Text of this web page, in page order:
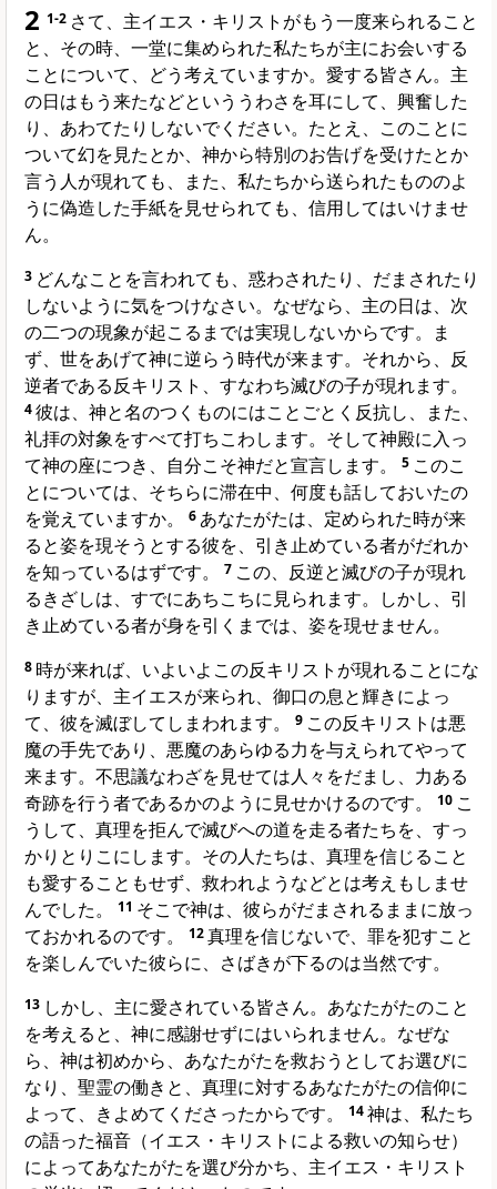
2 1-2 さて、主イエス・キリストがもう一度来られること
と、その時、一堂に集められた私たちが主にお会いする
ことについて、どう考えていますか。愛する皆さん。主
の日はもう来たなどといううわさを耳にして、興奮した
り、あわてたりしないでください。たとえ、このことに
ついて幻を見たとか、神から特別のお告げを受けたとか
言う人が現れても、また、私たちから送られたもののよ
うに偽造した手紙を見せられても、信用してはいけませ
ん。
3 どんなことを言われても、惑わされたり、だまされたり
しないように気をつけなさい。なぜなら、主の日は、次
の二つの現象が起こるまでは実現しないからです。ま
ず、世をあげて神に逆らう時代が来ます。それから、反
逆者である反キリスト、すなわち滅びの子が現れます。
4彼は、神と名のつくものにはことごとく反抗し、また、
礼拝の対象をすべて打ちこわします。そして神殿に入っ
て神の座につき、自分こそ神だと宣言します。
5 このこ
とについては、そちらに滞在中、何度も話しておいたの
を覚えていますか。
6 あなたがたは、定められた時が来
ると姿を現そうとする彼を、引き止めている者がだれか
を知っているはずです。
7 この、反逆と滅びの子が現れ
るきざしは、すでにあちこちに見られます。しかし、引
き止めている者が身を引くまでは、姿を現せません。
8 時が来れば、いよいよこの反キリストが現れることにな
りますが、主イエスが来られ、御口の息と輝きによっ
て、彼を滅ぼしてしまわれます。
9 この反キリストは悪
魔の手先であり、悪魔のあらゆる力を与えられてやって
来ます。不思議なわざを見せては人々をだまし、力ある
奇跡を行う者であるかのように見せかけるのです。
10 こ
うして、真理を拒んで滅びへの道を走る者たちを、すっ
かりとりこにします。その人たちは、真理を信じること
も愛することもせず、救われようなどとは考えもしませ
んでした。
11 そこで神は、彼らがだまされるままに放っ
ておかれるのです。
12真理を信じないで、罪を犯すこと
を楽しんでいた彼らに、さばきが下るのは当然です。
13 しかし、主に愛されている皆さん。あなたがたのこと
を考えると、神に感謝せずにはいられません。なぜな
ら、神は初めから、あなたがたを救おうとしてお選びに
なり、聖霊の働きと、真理に対するあなたがたの信仰に
よって、きよめてくださったからです。
14神は、私たち
の語った福音（イエス・キリストによる救いの知らせ）
によってあなたがたを選び分かち、主イエス・キリスト